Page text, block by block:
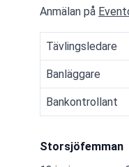
Anmälan på
Tävlingsledare
Banläggare
Bankontrollant
Storsjöfemman